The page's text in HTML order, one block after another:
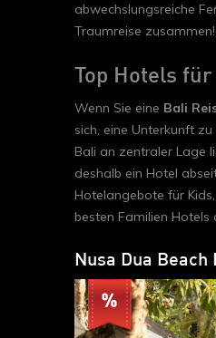
abwechslungsreiche
Traumreise zusammen!
Top Hotels
Wenn Sie eine Bali
sich, eine Unterkunft
Bali an zentraler Lage
deshalb ein Hotel
Hotelangebote für
besten Familien
Nusa Dua